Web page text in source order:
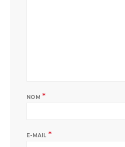
NOM *
E-MAIL *